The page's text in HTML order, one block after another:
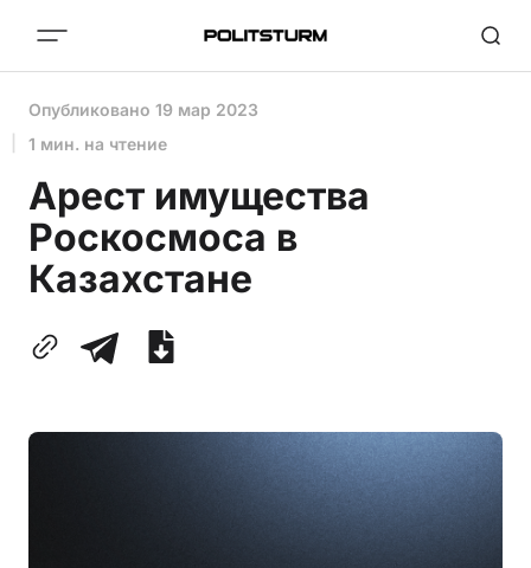
Опубликовано 19 мар 2023
1 мин. на чтение
Арест имущества
Роскосмоса в
Казахстане